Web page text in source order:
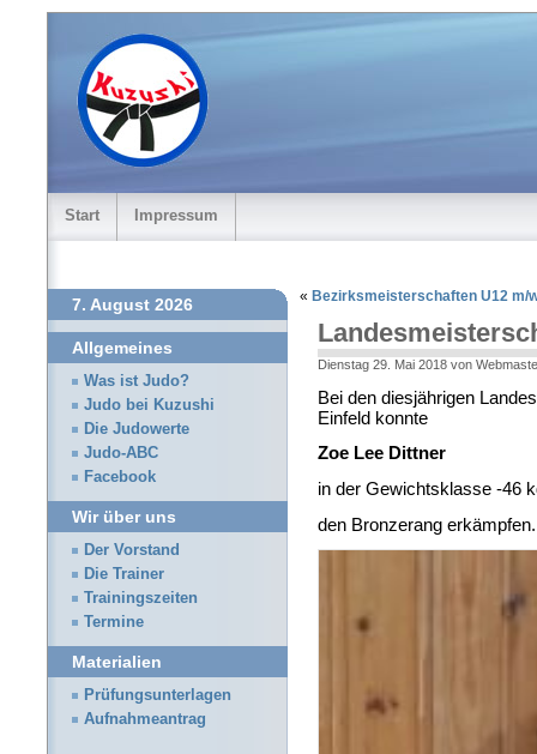
Start Impressum
« Bezirksmeisterschaften U12 m/
Dienstag 29. Mai 2018 von
Bei den diesjährigen
Einfeld konnte
Zoe Lee Dittner
in der Gewichtsklasse -46
den Bronzerang erkämpfen.
7. August 2026
Allgemeines
Was ist Judo?
Judo bei Kuzushi
Die Judowerte
Judo-ABC
Facebook
Wir über uns
Der Vorstand
Die Trainer
Trainingszeiten
Termine
Materialien
Prüfungsunterlagen
Aufnahmeantrag